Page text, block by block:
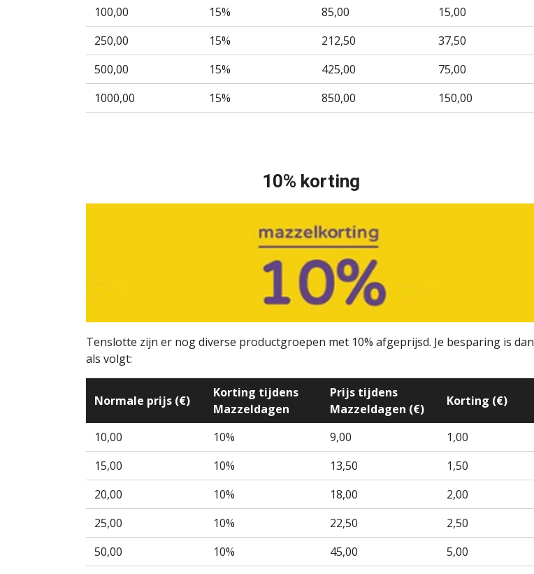
100,00
15% 85,00
15,00
250,00
15% 212,50
37,50
500,00
15% 425,00
75,00
1000,00
15% 850,00 150,00
10% korting
Tenslotte zijn er nog diverse productgroepen met 10% afgeprijsd. Je besparing is dan
als volgt:
Normale prijs (€)
Korting tijdens
Mazzeldagen
Prijs tijdens
Mazzeldagen (€)
Korting (€)
10,00 10% 9,00
1,00
15,00
10% 13,50
1,50
20,00
10% 18,00
2,00
25,00
10% 22,50
2,50
50,00
10% 45,00
5,00